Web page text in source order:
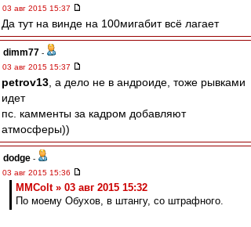
03 авг 2015 15:37
Да тут на винде на 100мигабит всё лагает
dimm77 -
03 авг 2015 15:37
petrov13 , а дело не в андроиде, тоже рывками
идет
пс. камменты за кадром добавляют
атмосферы))
dodge -
03 авг 2015 15:36
MMColt » 03 авг 2015 15:32
По моему Обухов, в штангу, со штрафного.